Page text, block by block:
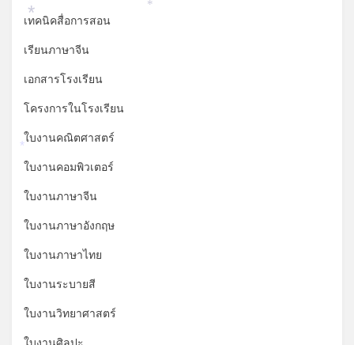
เทคนิคสื่อการสอน
เรียนภาษาจีน
เอกสารโรงเรียน
โครงการในโรงเรียน
ใบงานคณิตศาสตร์
ใบงานคอมพิวเตอร์
ใบงานภาษาจีน
ใบงานภาษาอังกฤษ
ใบงานภาษาไทย
ใบงานระบายสี
ใบงานวิทยาศาสตร์
*